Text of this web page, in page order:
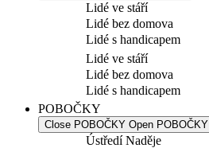
Lidé ve stáří
Lidé bez domova
Lidé s handicapem
Lidé ve stáří
Lidé bez domova
Lidé s handicapem
POBOČKY
Close POBOČKY Open POBOČKY
Ústředí Naděje